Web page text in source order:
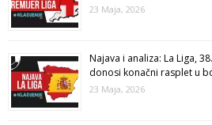
23 Maja, 2026
Najava i analiza: La Liga,
donosi konačni rasplet u
23 Maja, 2026